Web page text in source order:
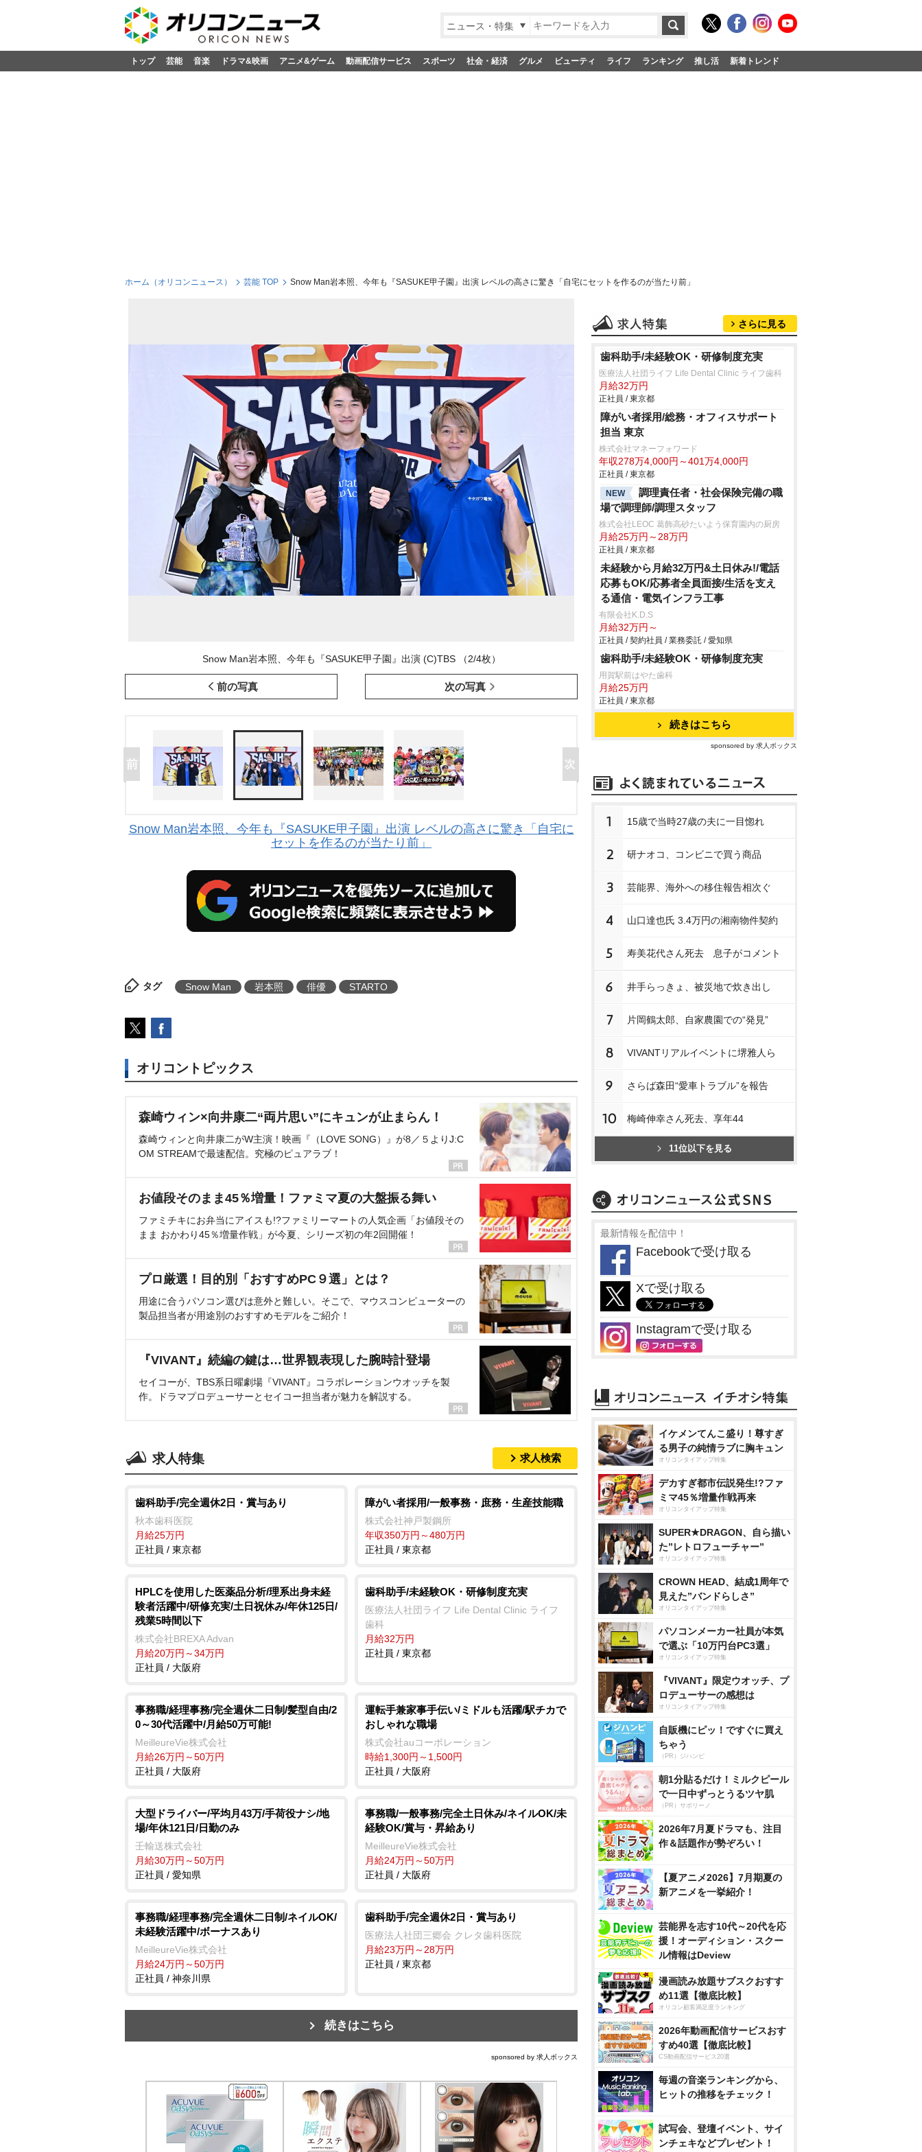
ニュース・特集
トップ 芸能 音楽 ドラマ&映画 アニメ&ゲーム 動画配信サービス スポーツ 社会・経済 グルメ ビューティ ライフ ランキング 推し活 新着トレンド
ホーム（オリコンニュース） 芸能 TOP Snow Man岩本照、今年も『SASUKE甲子園』出演 レベルの高さに驚き「自宅にセットを作るのが当たり前」
Snow Man岩本照、今年も『SASUKE甲子園』出演 (C)TBS （2/4枚）
前の写真 次の写真
Snow Man岩本照、今年も『SASUKE甲子園』出演 レベルの高さに驚き「自宅に
セットを作るのが当たり前」
タグ Snow Man 本照 俳優 STARTO
オリコントピックス
森崎ウィン×向井康二“両片思い”にキュンが止まらん！
森崎ウィンと向井康二がW主演！映画『（LOVE SONG）』が8／５よりJ:C
OM STREAMで最速配信。究極のピュアラブ！
お値段そのまま45％増量！ファミマ夏の大盤振る舞い
ファミチキにお弁当にアイスも!?ファミリーマートの人気企画「お値段その
まま おかわり45％増量作戦」が今夏、シリーズ初の年2回開催！
プロ厳選！目的別「おすすめPC９選」とは？
用途に合うパソコン選びは意外と難しい。そこで、マウスコンピューターの
製品担当者が用途別のおすすめモデルをご紹介！
『VIVANT』続編の鍵は…世界観表現した腕時計登場
セイコーが、TBS系日曜劇場『VIVANT』コラボレーションウオッチを製
作。ドラマプロデューサーとセイコー担当者が魅力を解説する。
求人特集 求人検索
歯科助手/完全週休2日・賞与あり
秋本歯科医院
月給25万円
正社員 / 東京都
障がい者採用/一般事務・庶務・生産技能職
株式会社神戸製鋼所
年収350万円～480万円
正社員 / 東京都
HPLCを使用した医薬品分析/理系出身未経
験者活躍中/研修充実/土日祝休み/年休125日/
残業5時間以下
株式会社BREXA Advan
月給20万円～34万円
正社員 / 大阪府
歯科助手/未経験OK・研修制度充実
医療法人社団ライフ Life Dental Clinic ライフ
歯科
月給32万円
正社員 / 東京都
事務職/経理事務/完全週休二日制/髪型自由/2
0～30代活躍中/月給50万可能!
MeilleureVie株式会社
月給26万円～50万円
正社員 / 大阪府
運転手兼家事手伝い/ミドルも活躍/駅チカで
おしゃれな職場
株式会社auコーポレーション
時給1,300円～1,500円
正社員 / 大阪府
大型ドライバー/平均月43万/手荷役ナシ/地
場/年休121日/日勤のみ
壬輸送株式会社
月給30万円～50万円
正社員 / 愛知県
事務職/一般事務/完全土日休み/ネイルOK/未
経験OK/賞与・昇給あり
MeilleureVie株式会社
月給24万円～50万円
正社員 / 大阪府
事務職/経理事務/完全週休二日制/ネイルOK/
未経験活躍中/ボーナスあり
MeilleureVie株式会社
月給24万円～50万円
正社員 / 神奈川県
歯科助手/完全週休2日・賞与あり
医療法人社団三郷会 クレタ歯科医院
月給23万円～28万円
正社員 / 東京都
続きはこちら
sponsored by 求人ボックス
さらに見る
歯科助手/未経験OK・研修制度充実
医療法人社団ライフ Life Dental Clinic ライフ歯科
月給32万円
正社員 / 東京都
障がい者採用/総務・オフィスサポート
担当 東京
株式会社マネーフォワード
年収278万4,000円～401万4,000円
正社員 / 東京都
NEW
調理責任者・社会保険完備の職
場で調理師/調理スタッフ
株式会社LEOC 葛飾高砂たいよう保育園内の厨房
月給25万円～28万円
正社員 / 東京都
未経験から月給32万円&土日休み!/電話
応募もOK/応募者全員面接/生活を支え
る通信・電気インフラ工事
有限会社K.D.S
月給32万円～
正社員 / 契約社員 / 業務委託 / 愛知県
歯科助手/未経験OK・研修制度充実
用賀駅前はやた歯科
月給25万円
正社員 / 東京都
続きはこちら
sponsored by 求人ボックス
1 15歳で当時27歳の夫に一目惚れ
2 研ナオコ、コンビニで買う商品
3 芸能界、海外への移住報告相次ぐ
4 山口達也氏 3.4万円の湘南物件契約
5 寿美花代さん死去 息子がコメント
6 井手らっきょ、被災地で炊き出し
7 片岡鶴太郎、自家農園での“発見”
8 VIVANTリアルイベントに堺雅人ら
9 さらば森田“愛車トラブル”を報告
10 梅崎伸幸さん死去、享年44
11位以下を見る
最新情報を配信中！
Facebookで受け取る
Xで受け取る
Instagramで受け取る
イケメンてんこ盛り！尊すぎ
る男子の純情ラブに胸キュン
オリコンタイアップ特集
デカすぎ都市伝説発生!?ファ
ミマ45％増量作戦再来
オリコンタイアップ特集
SUPER★DRAGON、自ら描い
た”レトロフューチャー”
オリコンタイアップ特集
CROWN HEAD、結成1周年で
見えた”バンドらしさ”
オリコンタイアップ特集
パソコンメーカー社員が本気
で選ぶ「10万円台PC3選」
オリコンタイアップ特集
『VIVANT』限定ウオッチ、プ
ロデューサーの感想は
オリコンタイアップ特集
自販機にピッ！ですぐに買え
ちゃう
（PR）ジハンピ
朝1分貼るだけ！ミルクピール
で一日中ずっとうるツヤ肌
（PR）サボリーノ
2026年7月夏ドラマも、注目
作＆話題作が勢ぞろい！
【夏アニメ2026】7月期夏の
新アニメを一挙紹介！
芸能界を志す10代～20代を応
援！オーディション・スクー
ル情報はDeview
漫画読み放題サブスクおすす
め11選【徹底比較】
オリコン顧客満足度ランキング
2026年動画配信サービスおす
すめ40選【徹底比較】
CS動画配信サービス20選
毎週の音楽ランキングから、
ヒットの推移をチェック！
試写会、登壇イベント、サイ
ンチェキなどプレゼント！